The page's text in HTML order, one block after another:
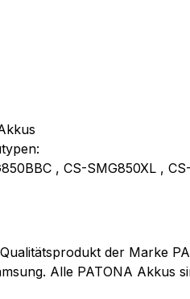
, CS-SMG850XL ,
der Marke
Alle PATONA Akkus